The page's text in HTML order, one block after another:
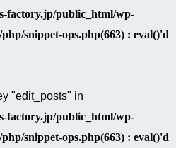
factory.jp/public_html/wp-
snippet-ops.php(663) : eval()'d
"edit_posts" in
factory.jp/public_html/wp-
snippet-ops.php(663) : eval()'d